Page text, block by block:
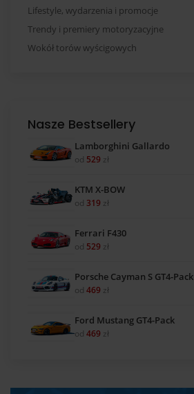
Lifestyle, wydarzenia i promocje
Trendy i premiery motoryzacyjne
Wokół torów wyścigowych
Nasze Bestsellery
Lamborghini Gallardo
od 529 zł
KTM X-BOW
od 319 zł
Ferrari F430
od 529 zł
Porsche Cayman S GT4-Pack
od 469 zł
Ford Mustang GT4-Pack
od 469 zł